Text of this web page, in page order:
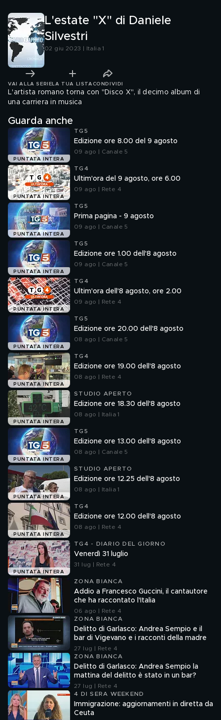
L'estate "X" di Daniele
Silvestri
02 giu 2023 | Italia 1
VAI ALLA SERIE LA TUA LISTA CONDIVIDI
L'artista romano torna con "Disco X", il decimo album di
una carriera in musica
Guarda anche
PUNTATA INTERA
TG5
Edizione ore 8.00 del 9 agosto
09 ago | Canale 5
PUNTATA INTERA
TG4
Ultim'ora del 9 agosto, ore 6.00
09 ago | Rete 4
PUNTATA INTERA
TG5
Prima pagina - 9 agosto
09 ago | Canale 5
PUNTATA INTERA
TG5
Edizione ore 1.00 dell'8 agosto
09 ago | Canale 5
PUNTATA INTERA
TG4
Ultim'ora dell'8 agosto, ore 2.00
09 ago | Rete 4
PUNTATA INTERA
TG5
Edizione ore 20.00 dell'8 agosto
08 ago | Canale 5
PUNTATA INTERA
TG4
Edizione ore 19.00 dell'8 agosto
08 ago | Rete 4
PUNTATA INTERA
STUDIO APERTO
Edizione ore 18.30 dell'8 agosto
08 ago | Italia 1
PUNTATA INTERA
TG5
Edizione ore 13.00 dell'8 agosto
08 ago | Canale 5
PUNTATA INTERA
STUDIO APERTO
Edizione ore 12.25 dell'8 agosto
08 ago | Italia 1
PUNTATA INTERA
TG4
Edizione ore 12.00 dell'8 agosto
08 ago | Rete 4
PUNTATA INTERA
TG4 - DIARIO DEL GIORNO
Venerdì 31 luglio
31 lug | Rete 4
ZONA BIANCA
Addio a Francesco Guccini, il cantautore
che ha raccontato l'Italia
06 ago | Rete 4
ZONA BIANCA
Delitto di Garlasco: Andrea Sempio e il
bar di Vigevano e i racconti della madre
27 lug | Rete 4
ZONA BIANCA
Delitto di Garlasco: Andrea Sempio la
mattina del delitto è stato in un bar?
27 lug | Rete 4
4 DI SERA WEEKEND
Immigrazione: aggiornamenti in diretta da
Ceuta